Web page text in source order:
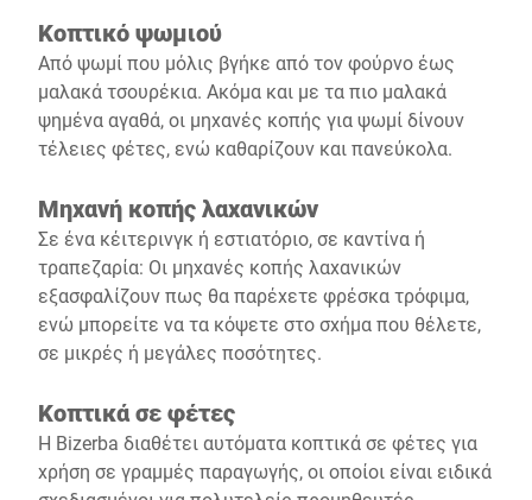
Κοπτικό ψωμιού
Από ψωμί που μόλις βγήκε από τον φούρνο έως
μαλακά τσουρέκια. Ακόμα και με τα πιο μαλακά
ψημένα αγαθά, οι μηχανές κοπής για ψωμί δίνουν
τέλειες φέτες, ενώ καθαρίζουν και πανεύκολα.
Μηχανή κοπής λαχανικών
Σε ένα κέιτερινγκ ή εστιατόριο, σε καντίνα ή
τραπεζαρία: Οι μηχανές κοπής λαχανικών
εξασφαλίζουν πως θα παρέχετε φρέσκα τρόφιμα,
ενώ μπορείτε να τα κόψετε στο σχήμα που θέλετε,
σε μικρές ή μεγάλες ποσότητες.
Κοπτικά σε φέτες
Η Bizerba διαθέτει αυτόματα κοπτικά σε φέτες για
χρήση σε γραμμές παραγωγής, οι οποίοι είναι ειδικά